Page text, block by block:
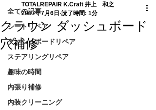
全ての記事
シートリペア
ダッシュボードリペア
ステアリングリペア
趣味の時間
内張り補修
内装クリーニング
クラウン ダッシュボード
穴補修
TOTALREPAIR K.Craft 井上 和之
2017年7月6日 読了時間: 1分